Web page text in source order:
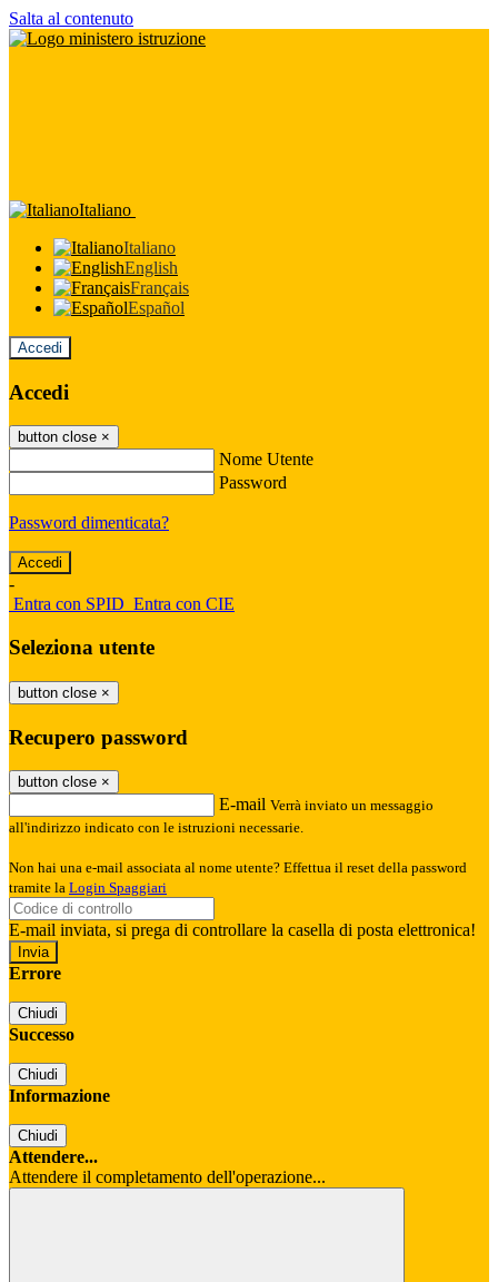
Salta al contenuto
Italiano
Italiano
English
Français
Español
Accedi
Accedi
button close ×
Nome Utente
Password
Password dimenticata?
-
Entra con SPID Entra con CIE
Seleziona utente
button close ×
Recupero password
button close ×
E-mail Verrà inviato un messaggio
all'indirizzo indicato con le istruzioni necessarie.
Non hai una e-mail associata al nome utente? Effettua il reset della password
tramite la Login Spaggiari
E-mail inviata, si prega di controllare la casella di posta elettronica!
Errore
Chiudi
Successo
Chiudi
Informazione
Chiudi
Attendere...
Attendere il completamento dell'operazione...